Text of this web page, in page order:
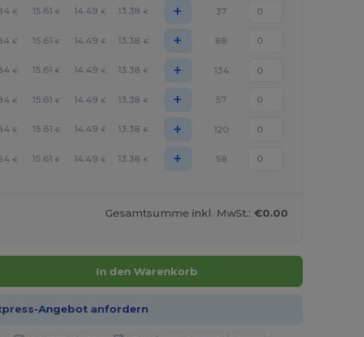
€ 15.61 € 14.49 € 13.38 € + 37
€ 15.61 € 14.49 € 13.38 € + 88
€ 15.61 € 14.49 € 13.38 € + 134
€ 15.61 € 14.49 € 13.38 € + 57
€ 15.61 € 14.49 € 13.38 € + 120
€ 15.61 € 14.49 € 13.38 € + 58
Gesamtsumme inkl. MwSt.: €0.00
In den Warenkorb
Angebot anfordern